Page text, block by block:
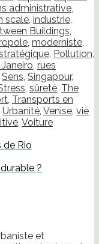
administrative,
scale, industrie,
Buildings,
, moderniste,
, Pollution,
, rues
Sens, Singapour,
, sûreté, The
, Transports en
Urbanité, Venise, vie
, Voiture
Rio
?
et